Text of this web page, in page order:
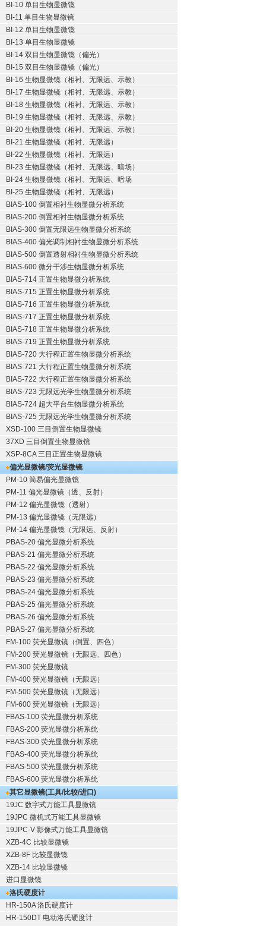
BI-10 单目生物显微镜
BI-11 单目生物显微镜
BI-12 单目生物显微镜
BI-13 单目生物显微镜
BI-14 双目生物显微镜（偏光）
BI-15 双目生物显微镜（偏光）
BI-16 生物显微镜（相衬、无限远、示教）
BI-17 生物显微镜（相衬、无限远、示教）
BI-18 生物显微镜（相衬、无限远、示教）
BI-19 生物显微镜（相衬、无限远、示教）
BI-20 生物显微镜（相衬、无限远、示教）
BI-21 生物显微镜（相衬、无限远）
BI-22 生物显微镜（相衬、无限远）
BI-23 生物显微镜（相衬、无限远、暗场）
BI-24 生物显微镜（相衬、无限远、暗场
BI-25 生物显微镜（相衬、无限远）
BIAS-100 倒置相衬生物显微分析系统
BIAS-200 倒置相衬生物显微分析系统
BIAS-300 倒置无限远生物显微分析系统
BIAS-400 偏光调制相衬生物显微分析系统
BIAS-500 倒置透射相衬生物显微分析系统
BIAS-600 微分干涉生物显微分析系统
BIAS-714 正置生物显微分析系统
BIAS-715 正置生物显微分析系统
BIAS-716 正置生物显微分析系统
BIAS-717 正置生物显微分析系统
BIAS-718 正置生物显微分析系统
BIAS-719 正置生物显微分析系统
BIAS-720 大行程正置生物显微分析系统
BIAS-721 大行程正置生物显微分析系统
BIAS-722 大行程正置生物显微分析系统
BIAS-723 无限远光学生物显微分析系统
BIAS-724 超大平台生物显微分析系统
BIAS-725 无限远光学生物显微分析系统
XSD-100 三目倒置生物显微镜
37XD 三目倒置生物显微镜
XSP-8CA 三目正置生物显微镜
偏光显微镜/荧光显微镜
PM-10 简易偏光显微镜
PM-11 偏光显微镜（透、反射）
PM-12 偏光显微镜（透射）
PM-13 偏光显微镜（无限远）
PM-14 偏光显微镜（无限远、反射）
PBAS-20 偏光显微分析系统
PBAS-21 偏光显微分析系统
PBAS-22 偏光显微分析系统
PBAS-23 偏光显微分析系统
PBAS-24 偏光显微分析系统
PBAS-25 偏光显微分析系统
PBAS-26 偏光显微分析系统
PBAS-27 偏光显微分析系统
FM-100 荧光显微镜（倒置、四色）
FM-200 荧光显微镜（无限远、四色）
FM-300 荧光显微镜
FM-400 荧光显微镜（无限远）
FM-500 荧光显微镜（无限远）
FM-600 荧光显微镜（无限远）
FBAS-100 荧光显微分析系统
FBAS-200 荧光显微分析系统
FBAS-300 荧光显微分析系统
FBAS-400 荧光显微分析系统
FBAS-500 荧光显微分析系统
FBAS-600 荧光显微分析系统
其它显微镜(工具/比较/进口)
19JC 数字式万能工具显微镜
19JPC 微机式万能工具显微镜
19JPC-V 影像式万能工具显微镜
XZB-4C 比较显微镜
XZB-8F 比较显微镜
XZB-14 比较显微镜
进口显微镜
洛氏硬度计
HR-150A 洛氏硬度计
HR-150DT 电动洛氏硬度计